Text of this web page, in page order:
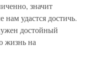
значит
удастся достичь.
достойный
жизнь на